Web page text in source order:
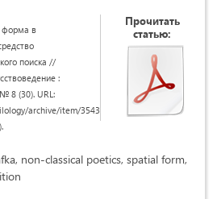
форма в
поиска //
:
8 (30). URL:
archive/item/3543
Прочитать
статью:
non-classical poetics, spatial form,